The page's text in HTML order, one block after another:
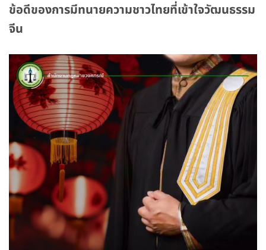
ข้อดีของการมีทนายความชาวไทยที่เข้าใจวัฒนธรรม
จีน